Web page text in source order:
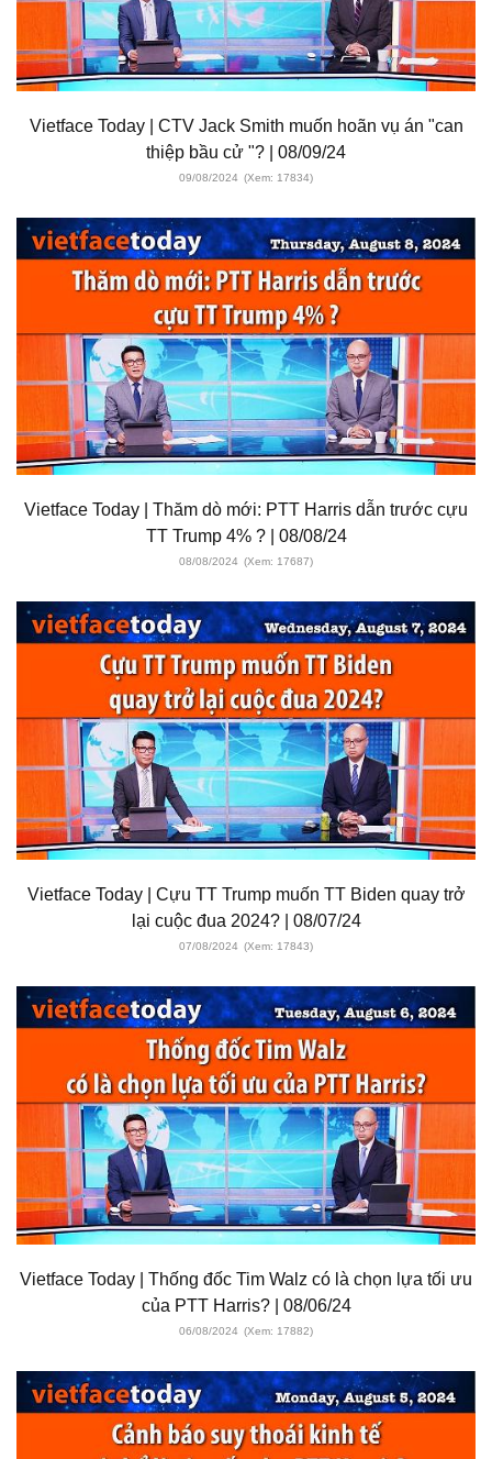
Vietface Today | CTV Jack Smith muốn hoãn vụ án "can
thiệp bầu cử "? | 08/09/24
09/08/2024 (Xem: 17834)
Vietface Today | Thăm dò mới: PTT Harris dẫn trước cựu
TT Trump 4% ? | 08/08/24
08/08/2024 (Xem: 17687)
Vietface Today | Cựu TT Trump muốn TT Biden quay trở
lại cuộc đua 2024? | 08/07/24
07/08/2024 (Xem: 17843)
Vietface Today | Thống đốc Tim Walz có là chọn lựa tối ưu
của PTT Harris? | 08/06/24
06/08/2024 (Xem: 17882)